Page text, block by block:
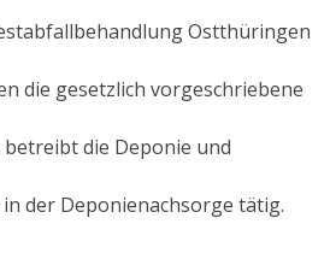
Ostthüringen
die gesetzlich vorgeschriebene
betreibt die Deponie und
der Deponienachsorge tätig.